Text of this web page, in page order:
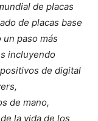
de placas
de placas base
un paso más
incluyendo
de digital
de mano,
la vida de los